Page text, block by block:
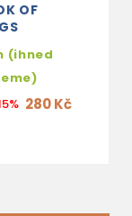
OF
(ihned
280 Kč